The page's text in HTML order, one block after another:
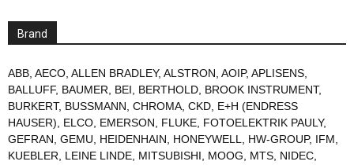
Brand
ABB AECO ALLEN BRADLEY, ALSTRON AOIP, APLISENS
BALLUFF, BAUMER BEI BERTHOLD BROOK INSTRUMENT,
BURKERT, BUSSMANN CHROMA CKD E+H (ENDRESS
HAUSER)
ELCO EMERSON FLUKE FOTOELEKTRIK PAULY,
GEFRAN GEMU HEIDENHAIN HONEYWELL HW-GROUP, IFM
KUEBLER
LEINE LINDE MITSUBISHI MOOG MTS NIDEC